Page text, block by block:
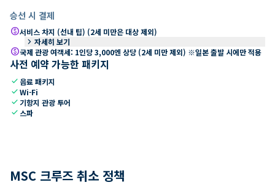
승선 시 결제
paid서비스 차지 (선내 팁) (2세 미만은 대상 제외)
keyboard_arrow_right 자세히 보기
paid국제 관광 여객세: 1인당 3,000엔 상당 (2세 미만 제외) ※일본 출발 시에만 적용
사전 예약 가능한 패키지
check 음료 패키지
checkWi-Fi
check 기항지 관광 투어
check 스파
MSC 크루즈 취소 정책